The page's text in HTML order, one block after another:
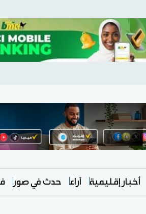
أخبار إقليمية آراء حدث في صور